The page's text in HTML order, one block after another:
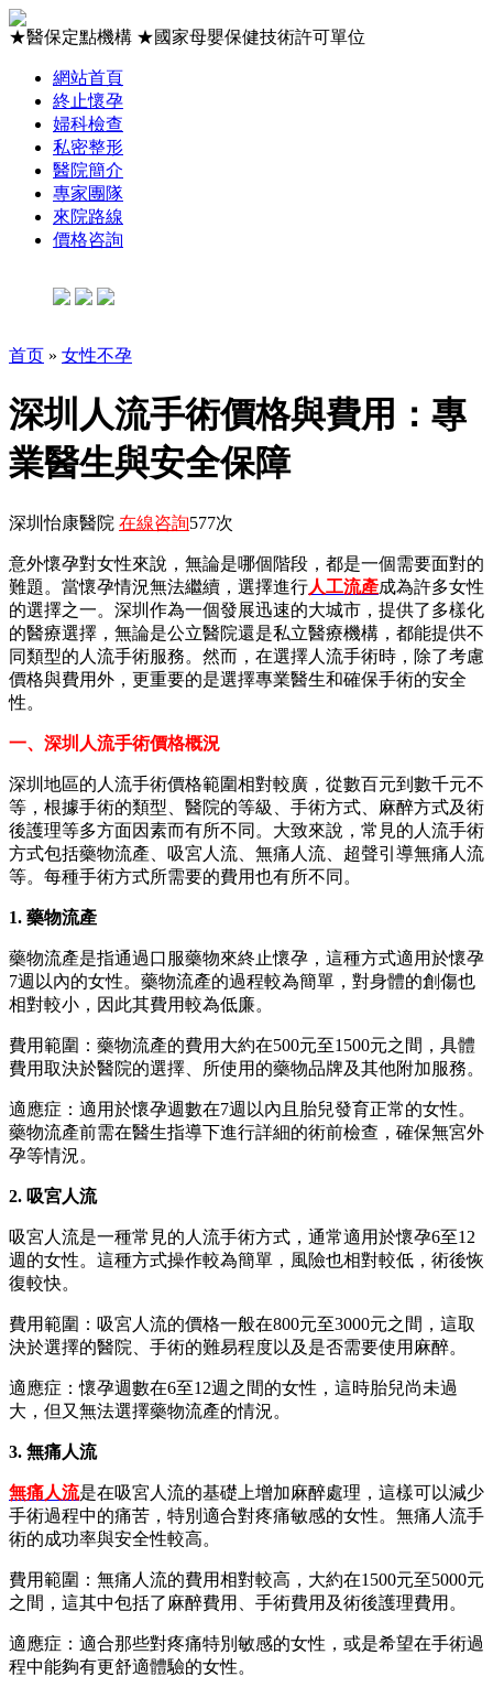
★醫保定點機構 ★國家母嬰保健技術許可單位
網站首頁
終止懷孕
婦科檢查
私密整形
醫院簡介
專家團隊
來院路線
價格咨詢
首页 » 女性不孕
深圳人流手術價格與費用：專
業醫生與安全保障
深圳怡康醫院 在線咨詢577次
意外懷孕對女性來說，無論是哪個階段，都是一個需要面對的
難題。當懷孕情況無法繼續，選擇進行人工流產成為許多女性
的選擇之一。深圳作為一個發展迅速的大城市，提供了多樣化
的醫療選擇，無論是公立醫院還是私立醫療機構，都能提供不
同類型的人流手術服務。然而，在選擇人流手術時，除了考慮
價格與費用外，更重要的是選擇專業醫生和確保手術的安全
性。
一、深圳人流手術價格概況
深圳地區的人流手術價格範圍相對較廣，從數百元到數千元不
等，根據手術的類型、醫院的等級、手術方式、麻醉方式及術
後護理等多方面因素而有所不同。大致來說，常見的人流手術
方式包括藥物流產、吸宮人流、無痛人流、超聲引導無痛人流
等。每種手術方式所需要的費用也有所不同。
1. 藥物流產
藥物流產是指通過口服藥物來終止懷孕，這種方式適用於懷孕
7週以內的女性。藥物流產的過程較為簡單，對身體的創傷也
相對較小，因此其費用較為低廉。
費用範圍：藥物流產的費用大約在500元至1500元之間，具體
費用取決於醫院的選擇、所使用的藥物品牌及其他附加服務。
適應症：適用於懷孕週數在7週以內且胎兒發育正常的女性。
藥物流產前需在醫生指導下進行詳細的術前檢查，確保無宮外
孕等情況。
2. 吸宮人流
吸宮人流是一種常見的人流手術方式，通常適用於懷孕6至12
週的女性。這種方式操作較為簡單，風險也相對較低，術後恢
復較快。
費用範圍：吸宮人流的價格一般在800元至3000元之間，這取
決於選擇的醫院、手術的難易程度以及是否需要使用麻醉。
適應症：懷孕週數在6至12週之間的女性，這時胎兒尚未過
大，但又無法選擇藥物流產的情況。
3. 無痛人流
無痛人流是在吸宮人流的基礎上增加麻醉處理，這樣可以減少
手術過程中的痛苦，特別適合對疼痛敏感的女性。無痛人流手
術的成功率與安全性較高。
費用範圍：無痛人流的費用相對較高，大約在1500元至5000元
之間，這其中包括了麻醉費用、手術費用及術後護理費用。
適應症：適合那些對疼痛特別敏感的女性，或是希望在手術過
程中能夠有更舒適體驗的女性。